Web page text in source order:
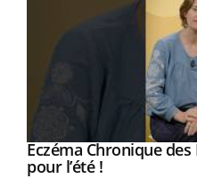
Youtube
Eczéma Chronique
pour l’été !Youtube